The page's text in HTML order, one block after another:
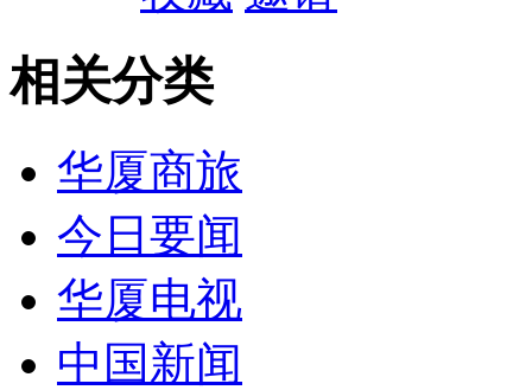
相关分类
华厦商旅
今日要闻
华厦电视
中国新闻